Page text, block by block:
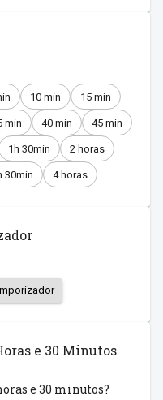
10 min 15 min
min 40 min 45 min
1h 30min 2 horas
30min 4 horas
e 30 Minutos
e 30 minutos?